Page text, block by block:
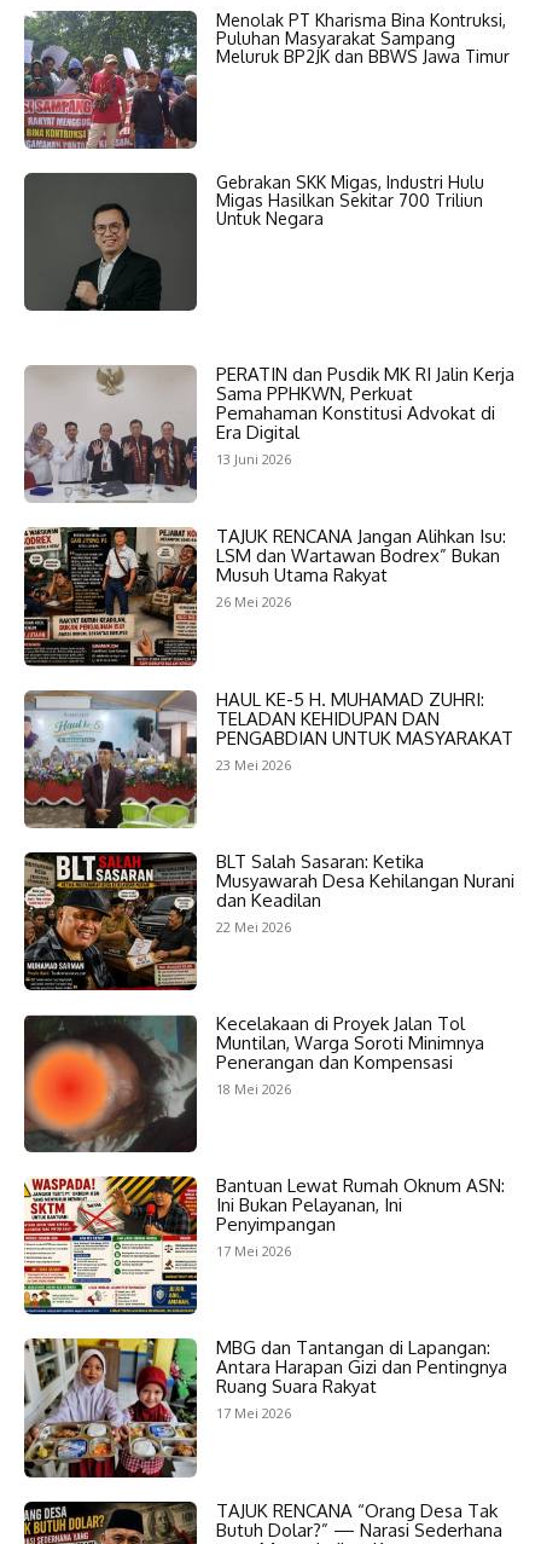
Menolak PT Kharisma Bina Kontruksi,
Puluhan Masyarakat Sampang
Meluruk BP2JK dan BBWS Jawa Timur
Gebrakan SKK Migas, Industri Hulu
Migas Hasilkan Sekitar 700 Triliun
Untuk Negara
PERATIN dan Pusdik MK RI Jalin Kerja
Sama PPHKWN, Perkuat
Pemahaman Konstitusi Advokat di
Era Digital
13 Juni 2026
TAJUK RENCANA Jangan Alihkan Isu:
LSM dan Wartawan Bodrex” Bukan
Musuh Utama Rakyat
26 Mei 2026
HAUL KE-5 H. MUHAMAD ZUHRI:
TELADAN KEHIDUPAN DAN
PENGABDIAN UNTUK MASYARAKAT
23 Mei 2026
BLT Salah Sasaran: Ketika
Musyawarah Desa Kehilangan Nurani
dan Keadilan
22 Mei 2026
Kecelakaan di Proyek Jalan Tol
Muntilan, Warga Soroti Minimnya
Penerangan dan Kompensasi
18 Mei 2026
Bantuan Lewat Rumah Oknum ASN:
Ini Bukan Pelayanan, Ini
Penyimpangan
17 Mei 2026
MBG dan Tantangan di Lapangan:
Antara Harapan Gizi dan Pentingnya
Ruang Suara Rakyat
17 Mei 2026
TAJUK RENCANA “Orang Desa Tak
Butuh Dolar?” — Narasi Sederhana